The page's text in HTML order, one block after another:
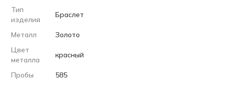
Тип
изделия
Браслет
Металл
Золото
Цвет
металла
красный
Пробы
585